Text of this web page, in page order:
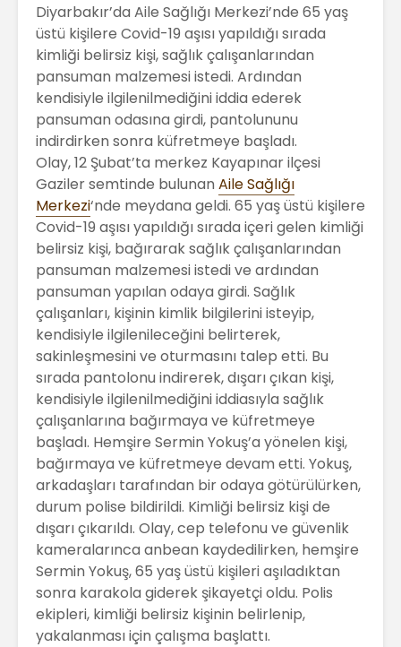
Diyarbakır’da Aile Sağlığı Merkezi’nde 65 yaş
üstü kişilere Covid-19 aşısı yapıldığı sırada
kimliği belirsiz kişi, sağlık çalışanlarından
pansuman malzemesi istedi. Ardından
kendisiyle ilgilenilmediğini iddia ederek
pansuman odasına girdi, pantolununu
indirdirken sonra küfretmeye başladı.
Olay, 12 Şubat’ta merkez Kayapınar ilçesi
Gaziler semtinde bulunan Aile Sağlığı
Merkezi‘nde meydana geldi. 65 yaş üstü kişilere
Covid-19 aşısı yapıldığı sırada içeri gelen kimliği
belirsiz kişi, bağırarak sağlık çalışanlarından
pansuman malzemesi istedi ve ardından
pansuman yapılan odaya girdi. Sağlık
çalışanları, kişinin kimlik bilgilerini isteyip,
kendisiyle ilgilenileceğini belirterek,
sakinleşmesini ve oturmasını talep etti. Bu
sırada pantolonu indirerek, dışarı çıkan kişi,
kendisiyle ilgilenilmediğini iddiasıyla sağlık
çalışanlarına bağırmaya ve küfretmeye
başladı. Hemşire Sermin Yokuş’a yönelen kişi,
bağırmaya ve küfretmeye devam etti. Yokuş,
arkadaşları tarafından bir odaya götürülürken,
durum polise bildirildi. Kimliği belirsiz kişi de
dışarı çıkarıldı. Olay, cep telefonu ve güvenlik
kameralarınca anbean kaydedilirken, hemşire
Sermin Yokuş, 65 yaş üstü kişileri aşıladıktan
sonra karakola giderek şikayetçi oldu. Polis
ekipleri, kimliği belirsiz kişinin belirlenip,
yakalanması için çalışma başlattı.